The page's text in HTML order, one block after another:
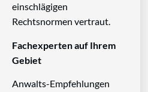
einschlägigen
Rechtsnormen vertraut.
Fachexperten auf Ihrem
Gebiet
Anwalts-Empfehlungen